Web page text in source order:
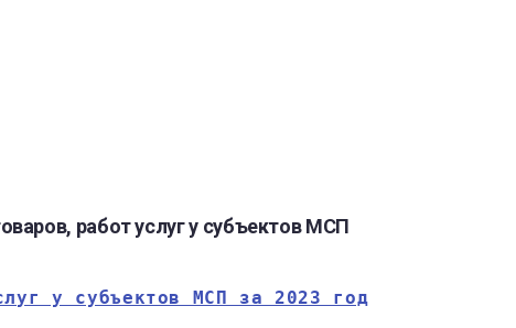
работ услуг у субъектов МСП
у субъектов МСП за 2023 год